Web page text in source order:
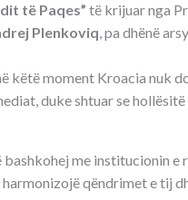
të Paqes” të krijuar nga
Plenkoviq, pa dhënë
këtë moment Kroacia nuk
duke shtuar se
me institucionin e
qëndrimet e tij